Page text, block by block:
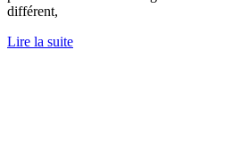
différent,
Lire la suite